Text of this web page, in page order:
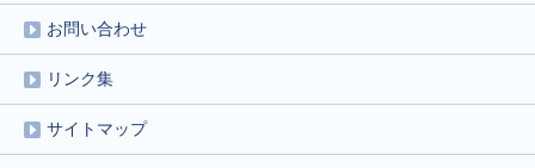
お問い合わせ
リンク集
サイトマップ